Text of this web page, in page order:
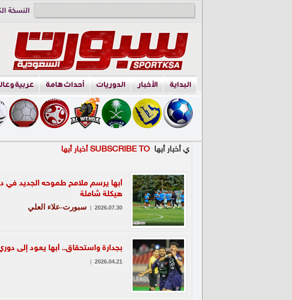
النسخة
البداية الأخبار الدوريات أحداث هامة عربية
ي أخبار أبها SUBSCRIBE TO أخبار أبها
أبها يرسم ملامح طموحه الجديد
هيكلة شاملة
2026.07.30
| سبورت-علاء العلي
بجدارة واستحقاق.. أبها يعود إلى
2026.04.21
|